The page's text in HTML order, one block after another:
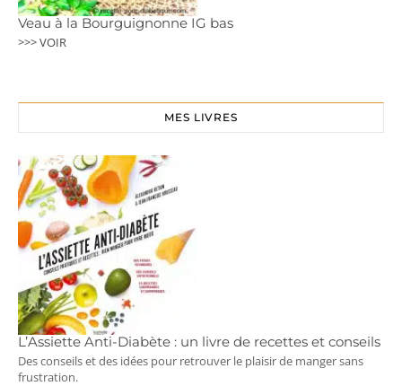
Veau à la Bourguignonne IG bas
>>> VOIR
MES LIVRES
L’Assiette Anti-Diabète : un livre de recettes et conseils
Des conseils et des idées pour retrouver le plaisir de manger sans
frustration.